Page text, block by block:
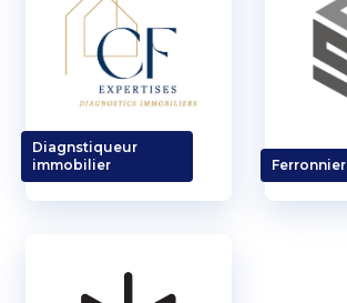
Diagnstiqueur
immobilier
Ferronnier